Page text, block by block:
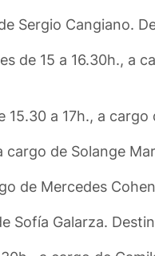
Sergio Cangiano.
de 15 a 16.30h., a
a 17h., a
de Solange
de Mercedes
Sofía Galarza.